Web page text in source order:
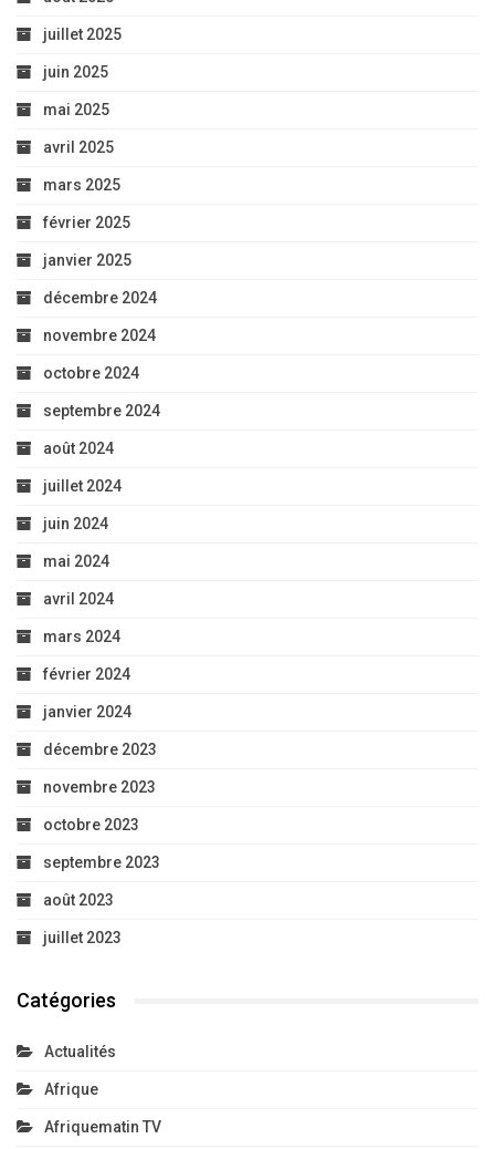
juillet 2025
juin 2025
mai 2025
avril 2025
mars 2025
février 2025
janvier 2025
décembre 2024
novembre 2024
octobre 2024
septembre 2024
août 2024
juillet 2024
juin 2024
mai 2024
avril 2024
mars 2024
février 2024
janvier 2024
décembre 2023
novembre 2023
octobre 2023
septembre 2023
août 2023
juillet 2023
Catégories
Actualités
Afrique
Afriquematin TV